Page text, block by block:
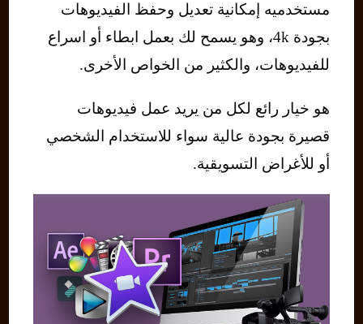
مستخدميه إمكانية تعديل وحفظ الفيديوهات
بجودة 4k، وهو يسمح لك بعمل ابطاء أو اسراع
للفيديوهات، والكثير من الخواص الأخرى.
هو خيار رائع لكل من يريد عمل فيديوهات
قصيرة بجودة عالية سواء للاستخدام الشخصي
أو للأغراض التسويقية.